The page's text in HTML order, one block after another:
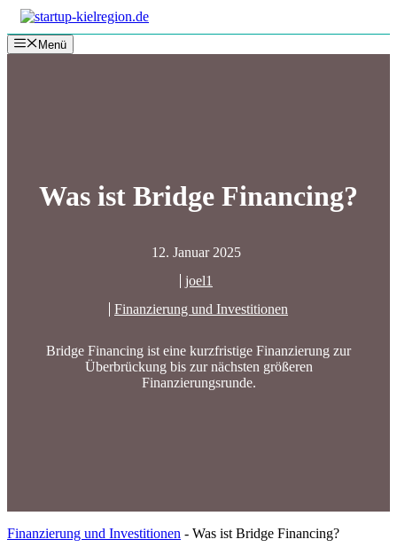
Zum
Inhalt
springenMenü
Was ist Bridge Financing?
12. Januar 2025
joel1
Finanzierung und Investitionen
Bridge Financing ist eine kurzfristige Finanzierung zur
Überbrückung bis zur nächsten größeren
Finanzierungsrunde.
Finanzierung und Investitionen - Was ist Bridge Financing?